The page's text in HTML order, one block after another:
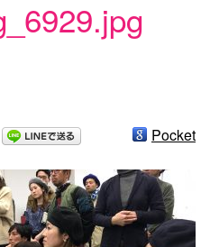
Pocket